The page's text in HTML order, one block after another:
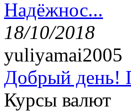
Надёжнос...
18/10/2018
yuliyamai2005
Добрый день!
Курсы валют